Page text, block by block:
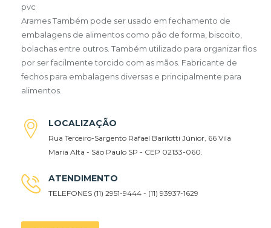
pvc
Arames Também pode ser usado em fechamento de
embalagens de alimentos como pão de forma, biscoito,
bolachas entre outros. Também utilizado para organizar fios
por ser facilmente torcido com as mãos. Fabricante de
fechos para embalagens diversas e principalmente para
alimentos.
LOCALIZAÇÃO
Rua Terceiro-Sargento Rafael Barilotti Júnior, 66 Vila
Maria Alta - São Paulo SP - CEP 02133-060.
ATENDIMENTO
TELEFONES (11) 2951-9444 - (11) 93937-1629